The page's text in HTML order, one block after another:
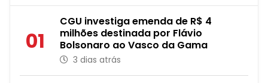
01
CGU investiga emenda de R$ 4
milhões destinada por Flávio
Bolsonaro ao Vasco da Gama
3 dias atrás